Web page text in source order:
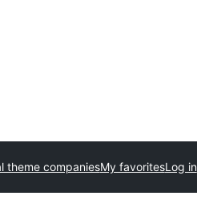
theme companiesMy favoritesLog in